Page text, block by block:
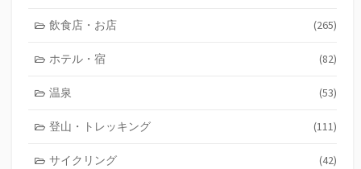
飲食店・お店 (265)
ホテル・宿 (82)
温泉 (53)
登山・トレッキング (111)
サイクリング (42)